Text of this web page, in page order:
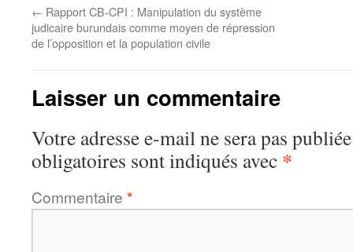
← Rapport CB-CPI : Manipulation du système
judicaire burundais comme moyen de répression
de l’opposition et la population civile
Laisser un commentaire
Votre adresse e-mail ne sera pas
obligatoires sont indiqués avec *
Commentaire *